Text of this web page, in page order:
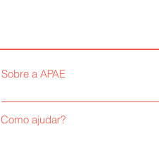
Sobre a APAE
Como ajudar?